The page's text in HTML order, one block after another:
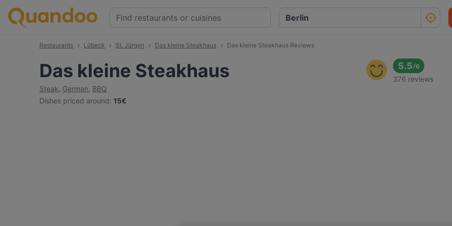
Restaurants Lübeck St. Jürgen Das kleine Steakhaus Das kleine Steakhaus Reviews
Das kleine Steakhaus
Steak, German, BBQ
Dishes priced around: 15€
5.5/6
376 reviews